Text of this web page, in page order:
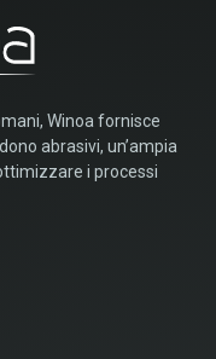
Winoa fornisce
abrasivi, un’ampia
i processi